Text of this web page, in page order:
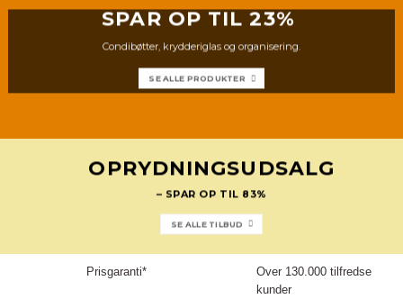
SPAR OP TIL 23%
Condibøtter, krydderiglas og organisering.
SE ALLE PRODUKTER
OPRYDNINGSUDSALG
– SPAR OP TIL 83%
SE ALLE TILBUD
Prisgaranti*
Over 130.000 tilfredse
kunder